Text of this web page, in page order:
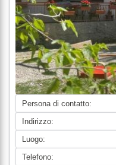
Persona di contatto:
Indirizzo:
Luogo:
Telefono: